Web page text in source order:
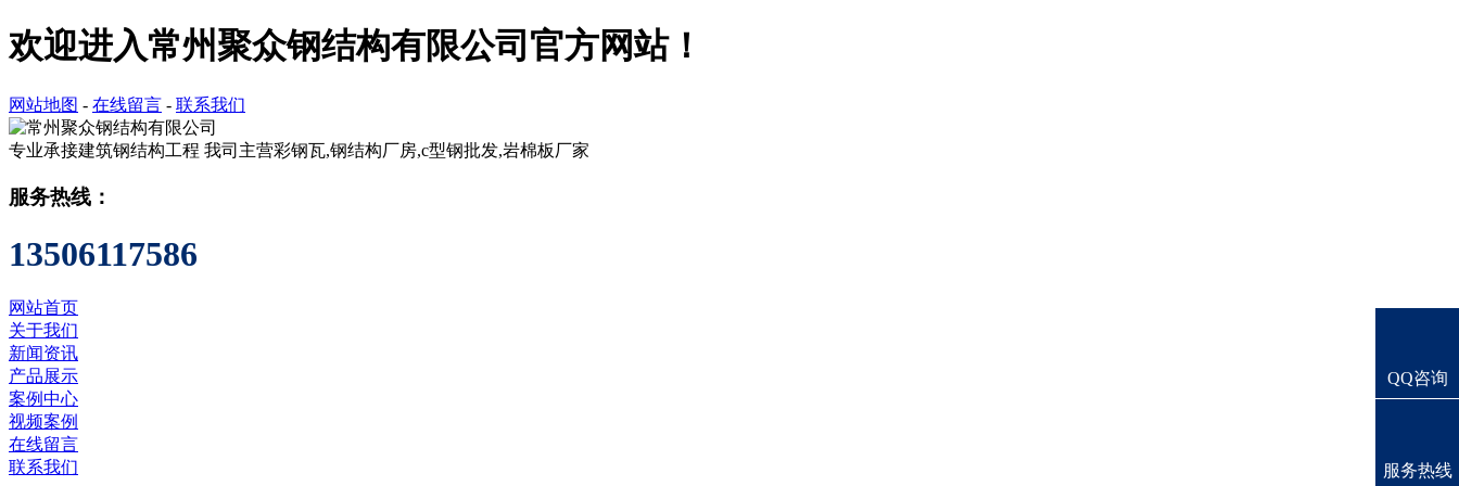
欢迎进入常州聚众钢结构有限公司官方网站！
网站地图 - 在线留言 - 联系我们
专业承接建筑钢结构工程 我司主营彩钢瓦,钢结构厂房,c型钢批发,岩棉板厂家
服务热线：
13506117586
网站首页
关于我们
新闻资讯
产品展示
案例中心
视频案例
在线留言
联系我们
QQ咨询
服务热线